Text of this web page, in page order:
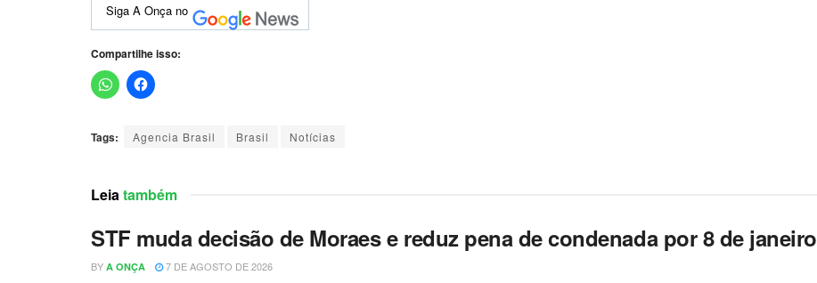
Siga A Onça no
Compartilhe isso:
Tags: Agencia Brasil Brasil Notícias
Leiatambém
STF muda decisão de Moraes e reduz pena de condenada por 8 de janeiro
BY A ONÇA 7 DE AGOSTO DE 2026